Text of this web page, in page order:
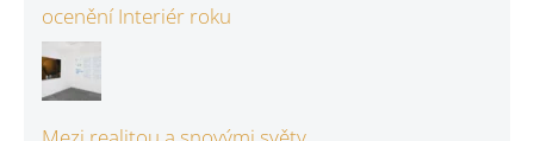
ocenění Interiér roku